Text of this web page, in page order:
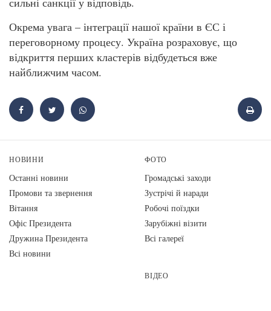
Окрема увага – інтеграції нашої країни в ЄС і
переговорному процесу. Україна розраховує, що
відкриття перших кластерів відбудеться вже
найближчим часом.
НОВИНИ
Останні новини
Промови та звернення
Вiтання
Офіс Президента
Дружина Президента
Всі новини
ФОТО
Громадські заходи
Зустрічі й наради
Робочі поїздки
Зарубіжні візити
Всі галереї
ВІДЕО